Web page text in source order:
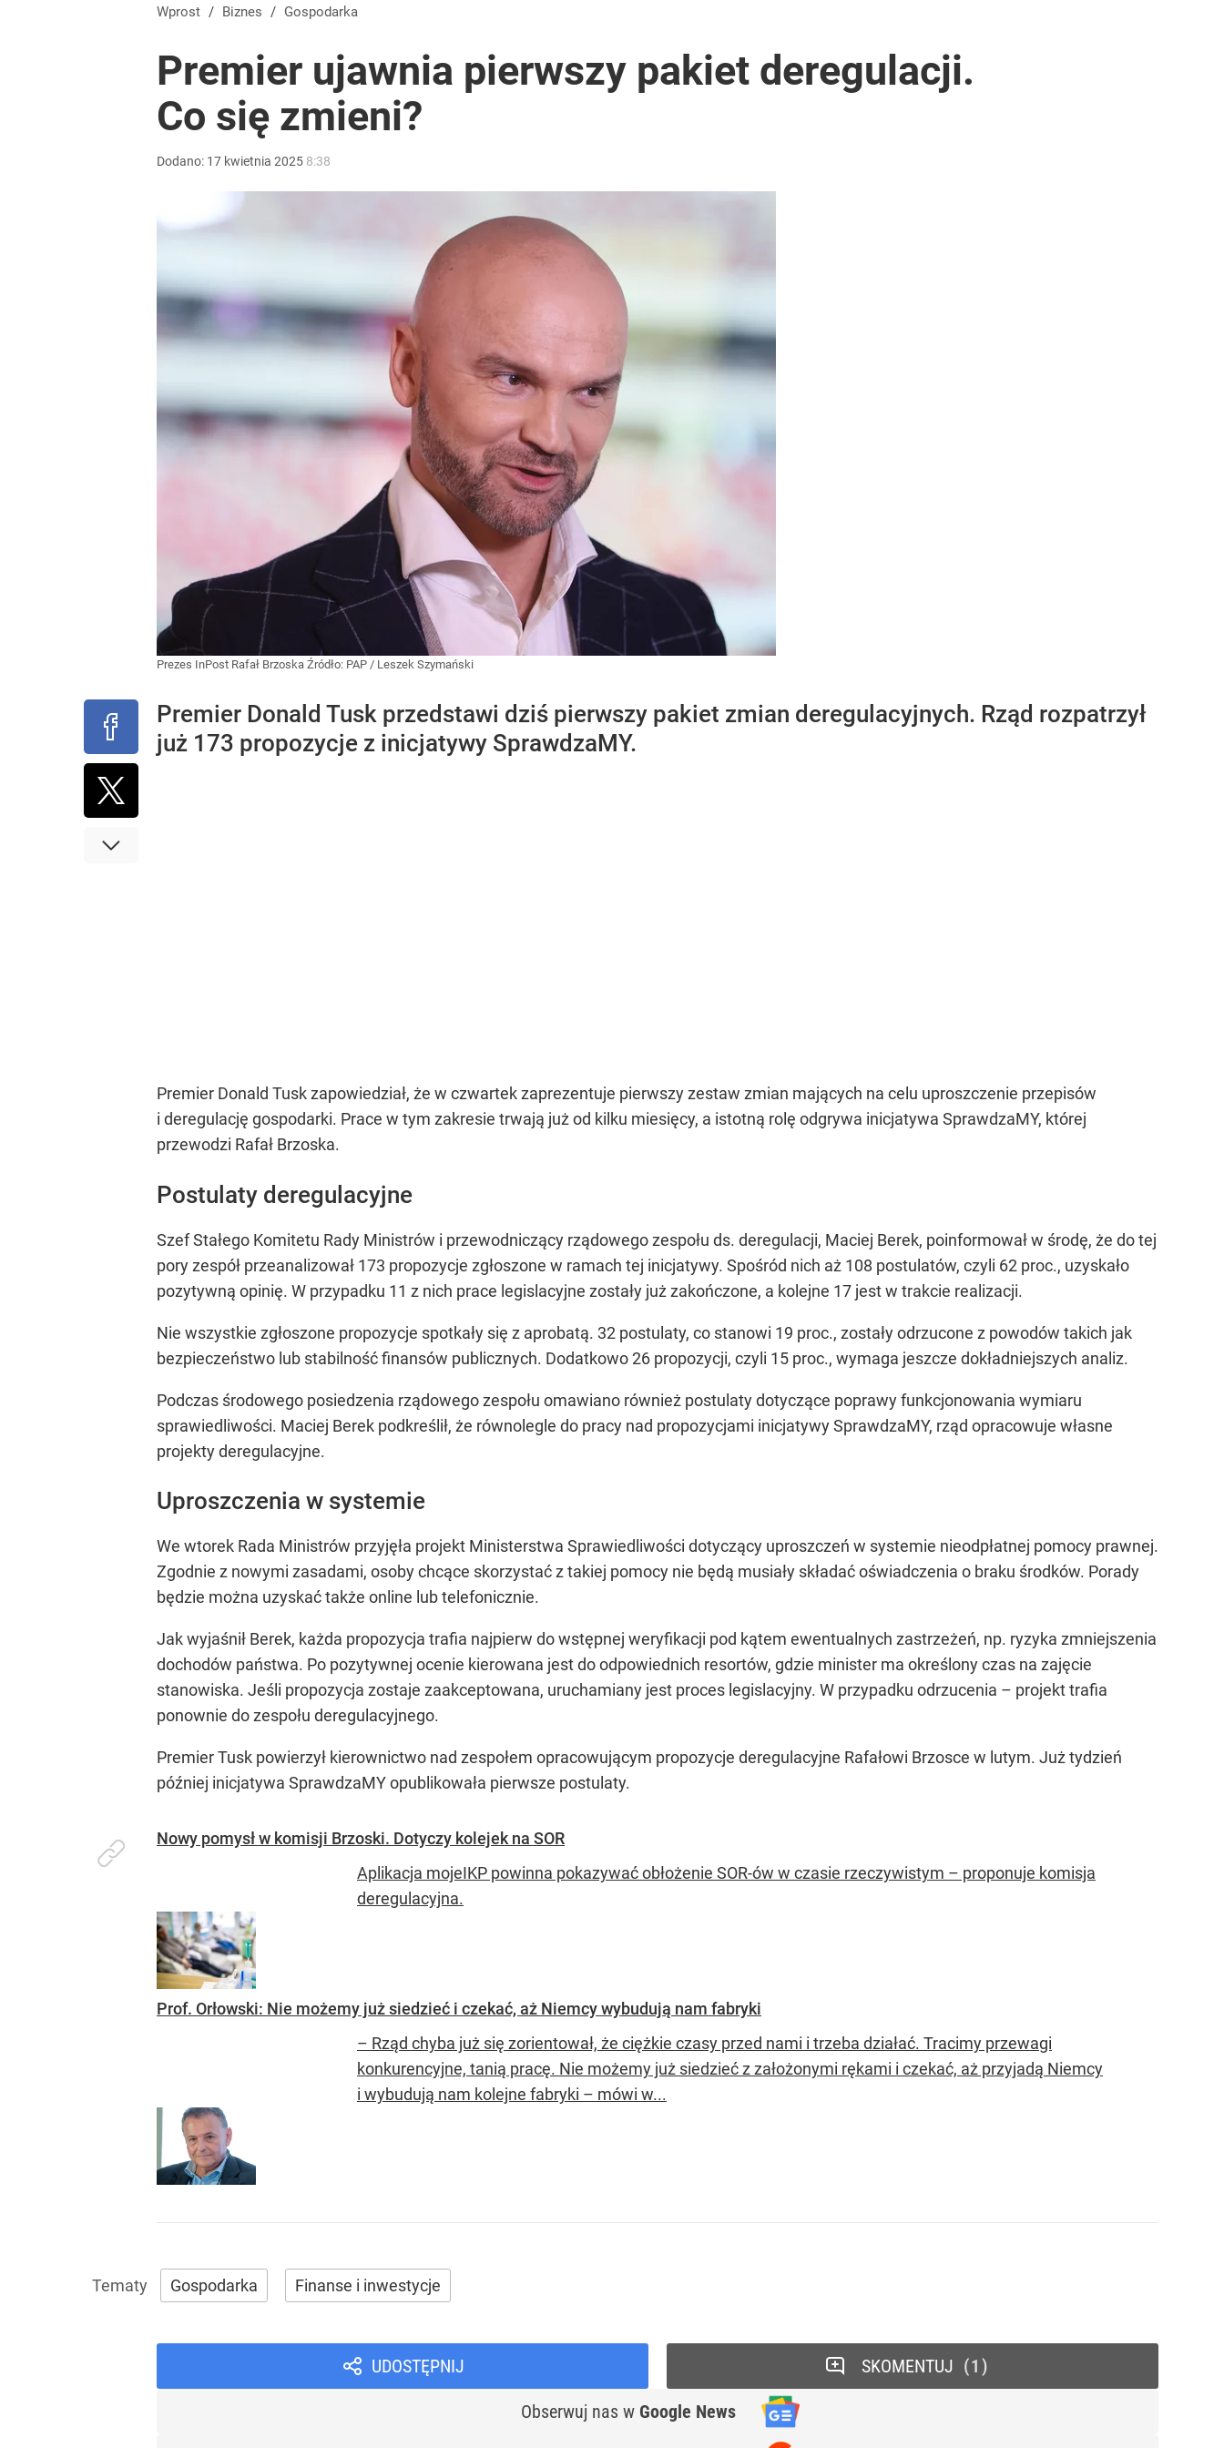
Wprost / Biznes / Gospodarka
Premier ujawnia pierwszy pakiet deregulacji.
Co się zmieni?
Dodano: 17 kwietnia 2025 8:38
Prezes InPost Rafał Brzoska Źródło: PAP / Leszek Szymański
Premier Donald Tusk przedstawi dziś pierwszy pakiet zmian deregulacyjnych. Rząd rozpatrzył
już 173 propozycje z inicjatywy SprawdzaMY.
Premier Donald Tusk zapowiedział, że w czwartek zaprezentuje pierwszy zestaw zmian mających na celu uproszczenie przepisów
i deregulację gospodarki. Prace w tym zakresie trwają już od kilku miesięcy, a istotną rolę odgrywa inicjatywa SprawdzaMY, której
przewodzi Rafał Brzoska.
Postulaty deregulacyjne
Szef Stałego Komitetu Rady Ministrów i przewodniczący rządowego zespołu ds. deregulacji, Maciej Berek, poinformował w środę, że do tej
pory zespół przeanalizował 173 propozycje zgłoszone w ramach tej inicjatywy. Spośród nich aż 108 postulatów, czyli 62 proc., uzyskało
pozytywną opinię. W przypadku 11 z nich prace legislacyjne zostały już zakończone, a kolejne 17 jest w trakcie realizacji.
Nie wszystkie zgłoszone propozycje spotkały się z aprobatą. 32 postulaty, co stanowi 19 proc., zostały odrzucone z powodów takich jak
bezpieczeństwo lub stabilność finansów publicznych. Dodatkowo 26 propozycji, czyli 15 proc., wymaga jeszcze dokładniejszych analiz.
Podczas środowego posiedzenia rządowego zespołu omawiano również postulaty dotyczące poprawy funkcjonowania wymiaru
sprawiedliwości. Maciej Berek podkreślił, że równolegle do pracy nad propozycjami inicjatywy SprawdzaMY, rząd opracowuje własne
projekty deregulacyjne.
Uproszczenia w systemie
We wtorek Rada Ministrów przyjęła projekt Ministerstwa Sprawiedliwości dotyczący uproszczeń w systemie nieodpłatnej pomocy prawnej.
Zgodnie z nowymi zasadami, osoby chcące skorzystać z takiej pomocy nie będą musiały składać oświadczenia o braku środków. Porady
będzie można uzyskać także online lub telefonicznie.
Jak wyjaśnił Berek, każda propozycja trafia najpierw do wstępnej weryfikacji pod kątem ewentualnych zastrzeżeń, np. ryzyka zmniejszenia
dochodów państwa. Po pozytywnej ocenie kierowana jest do odpowiednich resortów, gdzie minister ma określony czas na zajęcie
stanowiska. Jeśli propozycja zostaje zaakceptowana, uruchamiany jest proces legislacyjny. W przypadku odrzucenia – projekt trafia
ponownie do zespołu deregulacyjnego.
Premier Tusk powierzył kierownictwo nad zespołem opracowującym propozycje deregulacyjne Rafałowi Brzosce w lutym. Już tydzień
później inicjatywa SprawdzaMY opublikowała pierwsze postulaty.
Nowy pomysł w komisji Brzoski. Dotyczy kolejek na SOR
Aplikacja mojeIKP powinna pokazywać obłożenie SOR-ów w czasie rzeczywistym – proponuje komisja
deregulacyjna.
Prof. Orłowski: Nie możemy już siedzieć i czekać, aż Niemcy wybudują nam fabryki
– Rząd chyba już się zorientował, że ciężkie czasy przed nami i trzeba działać. Tracimy przewagi
konkurencyjne, tanią pracę. Nie możemy już siedzieć z założonymi rękami i czekać, aż przyjadą Niemcy
i wybudują nam kolejne fabryki – mówi w...
Gospodarka Finanse i inwestycje
UDOSTĘPNIJ
Obserwuj nas w Google News
SKOMENTUJ 1